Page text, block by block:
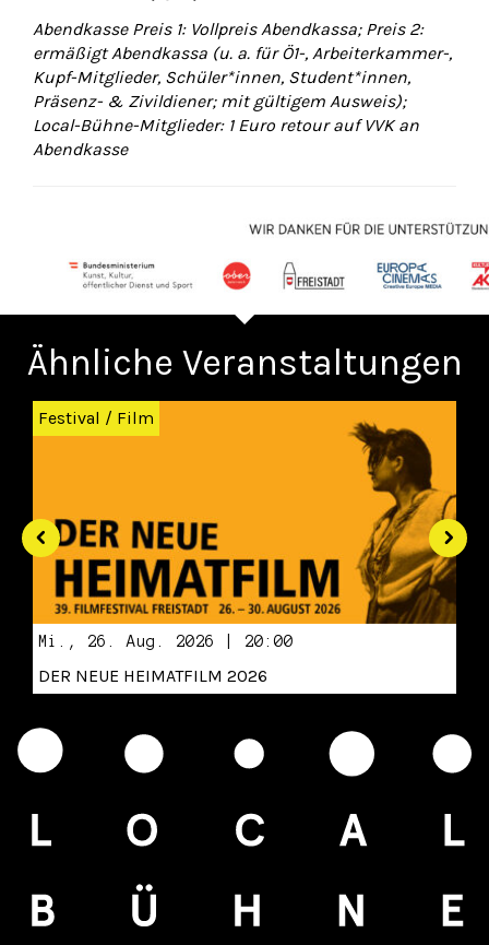
Abendkasse Preis 1: Vollpreis Abendkassa; Preis 2:
ermäßigt Abendkassa (u. a. für Ö1-, Arbeiterkammer-,
Kupf-Mitglieder, Schüler*innen, Student*innen,
Präsenz- & Zivildiener; mit gültigem Ausweis);
Local-Bühne-Mitglieder: 1 Euro retour auf VVK an
Abendkasse
Ähnliche Veranstaltungen
Zurück
Festival / Film
Mi., 26. Aug. 2026 | 20:00
DER NEUE HEIMATFILM 2026